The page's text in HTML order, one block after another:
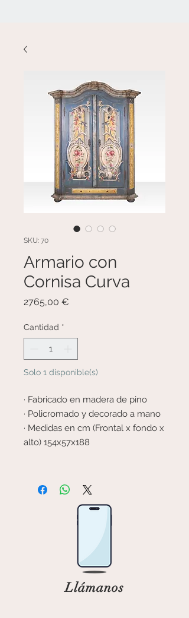
SKU: 70
Armario con
Cornisa Curva
2765,00 €
Cantidad *
Solo 1 disponible(s)
· Fabricado en madera de pino
· Policromado y decorado a mano
· Medidas en cm (Frontal x fondo x
alto) 154x57x188
Llámanos